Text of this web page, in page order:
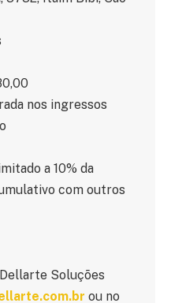
nos ingressos
a 10% da
com outros
Soluções
ou no